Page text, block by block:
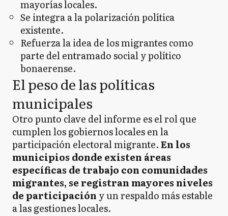
mayorías locales.
Se integra a la polarización política
existente.
Refuerza la idea de los migrantes como
parte del entramado social y político
bonaerense.
El peso de las políticas
municipales
Otro punto clave del informe es el rol que
cumplen los gobiernos locales en la
participación electoral migrante.En los
municipios donde existen áreas
específicas de trabajo con comunidades
migrantes, se registran mayores niveles
de participación y un respaldo más estable
a las gestiones locales.